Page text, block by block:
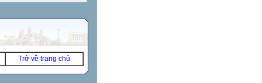
Trở về trang chủ